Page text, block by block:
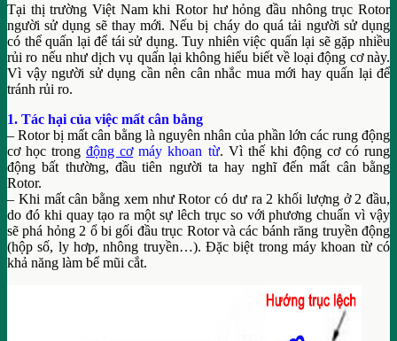
Tại thị trường Việt Nam khi Rotor hư hỏng đầu nhông trục Rotor
người sử dụng sẽ thay mới. Nếu bị cháy do quá tải người sử dụng
có thể quấn lại để tái sử dụng. Tuy nhiên việc quấn lại sẽ gặp nhiều
rủi ro nếu như dịch vụ quấn lại không hiểu biết về loại động cơ này.
Vì vậy người sử dụng cần nên cân nhắc mua mới hay quấn lại để
tránh rủi ro.
1. Tác hại của việc mất cân bằng
– Rotor bị mất cân bằng là nguyên nhân của phần lớn các rung động
cơ học trongđộng cơmáy khoan từ. Vì thế khi động cơ có rung
động bất thường, đầu tiên người ta hay nghĩ đến mất cân bằng
Rotor.
– Khi mất cân bằng xem như Rotor có dư ra 2 khối lượng ở 2 đầu,
do đó khi quay tạo ra một sự lêch trục so với phương chuẩn vì vậy
sẽ phá hỏng 2 ổ bi gối đầu trục Rotor và các bánh răng truyền động
(hộp số, ly hơp, nhông truyền…). Đặc biệt trong máy khoan từ có
khả năng làm bể mũi cắt.